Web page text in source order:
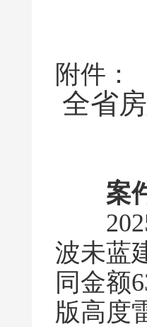
附件：
全省
案
2025
波未蓝
同金额
版高度